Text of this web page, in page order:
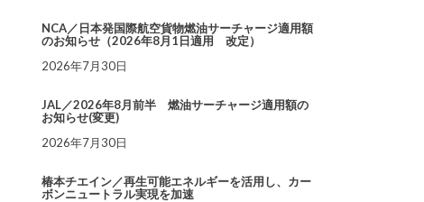
NCA／日本発国際航空貨物燃油サーチャージ適用額
のお知らせ（2026年8月1日適用 改定）
2026年7月30日
JAL／2026年8月前半 燃油サーチャージ適用額の
お知らせ(変更)
2026年7月30日
椿本チエイン／再生可能エネルギーを活用し、カー
ボンニュートラル実現を加速